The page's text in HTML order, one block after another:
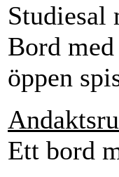
Studiesal
Bord
öppen
Ett bord